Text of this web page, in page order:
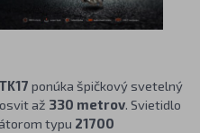
ponúka špičkový svetelný
až 330 metrov. Svietidlo
typu 21700